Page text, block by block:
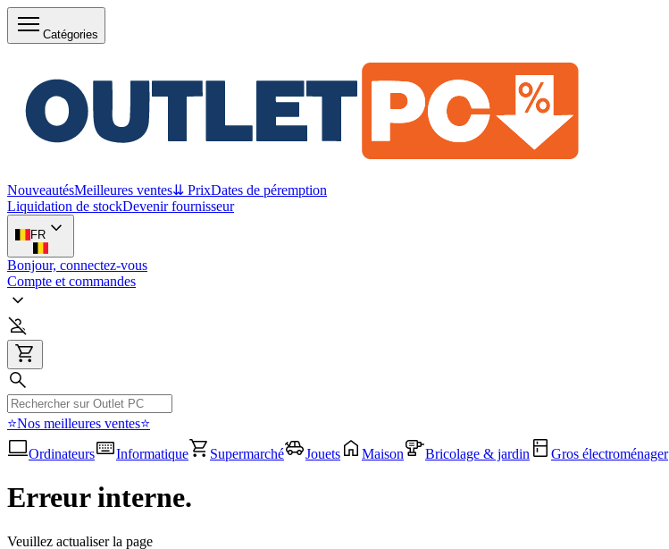
Catégories
NouveautésMeilleures ventes⇊ PrixDates de péremption
Liquidation de stockDevenir fournisseur
FR
Bonjour, connectez-vous
Compte et commandes
⭐Nos meilleures ventes⭐
Ordinateurs
Informatique Supermarché Jouets Maison Bricolage & jardin Gros électroménager
Erreur interne.
Veuillez actualiser la page